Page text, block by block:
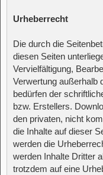
Urheberrecht
Die durch die
diesen Seiten
Vervielfältigung,
Verwertung außerhalb
bedürfen der
bzw. Erstellers.
den privaten, nicht
die Inhalte auf dieser
werden die
werden Inhalte Dritter
trotzdem auf eine